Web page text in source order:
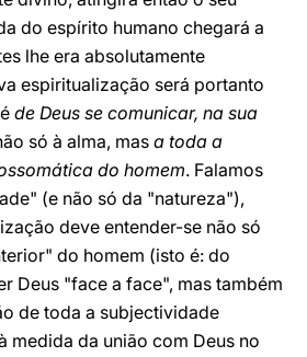
do espírito humano chegará a
lhe era absolutamente
espiritualização será portanto
de Deus se comunicar, na sua
só à alma, mas a toda a
do homem. Falamos
(e não só da "natureza"),
deve entender-se não só
do homem (isto é: do
Deus "face a face", mas também
de toda a subjectividade
medida da união com Deus no